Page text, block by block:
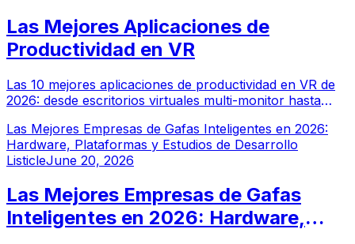
Las Mejores Aplicaciones de
Productividad en VR
Las 10 mejores aplicaciones de productividad en VR de
2026: desde escritorios virtuales multi-monitor hasta
oficina más potente jamás construida.
Las Mejores Empresas de Gafas Inteligentes en 2026:
Hardware, Plataformas y Estudios de Desarrollo
ListicleJune 20, 2026
Las Mejores Empresas de Gafas
Inteligentes en 2026: Hardware,